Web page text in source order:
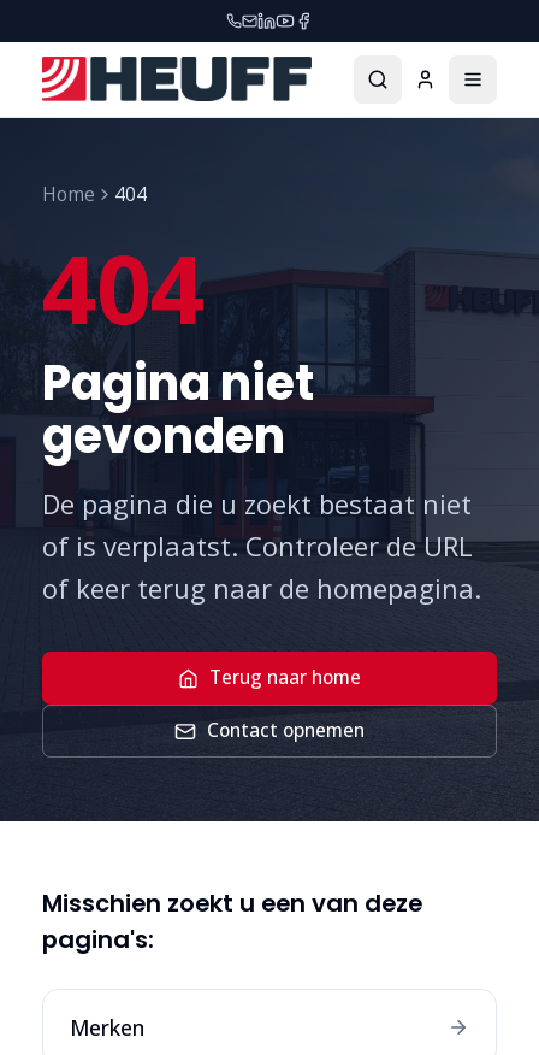
Home 404
404
Pagina niet
gevonden
De pagina die u zoekt bestaat niet
of is verplaatst. Controleer de URL
of keer terug naar de homepagina.
Terug naar home
Contact opnemen
Misschien zoekt u een van deze
pagina's:
Merken